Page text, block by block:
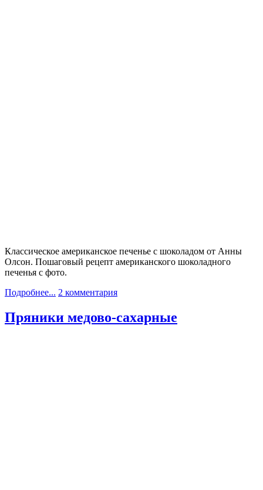
Классическое американское печенье с шоколадом от Анны
Олсон. Пошаговый рецепт американского шоколадного
печенья с фото.
Подробнее... 2 комментария
Пряники медово-сахарные